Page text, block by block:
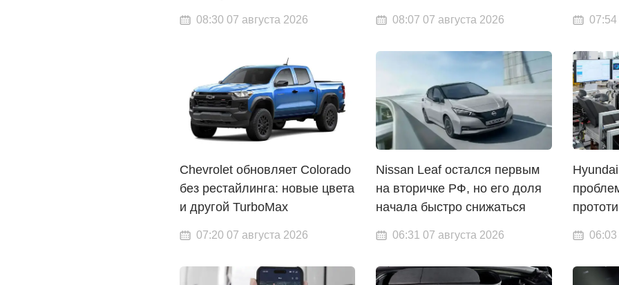
08:30 07 августа 2026 08:07 07 августа 2026 07:54
Chevrolet обновляет Colorado
без рестайлинга: новые цвета
и другой TurboMax
07:20 07 августа 2026
Nissan Leaf остался первым
на вторичке РФ, но его доля
начала быстро снижаться
06:31 07 августа 2026 06:03